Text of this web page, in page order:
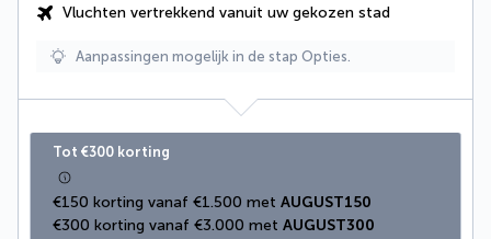
Vluchten vertrekkend vanuit uw gekozen stad
Aanpassingen mogelijk in de stap Opties.
Tot €300 korting
€150 korting vanaf €1.500 met AUGUST150
€300 korting vanaf €3.000 met AUGUST300